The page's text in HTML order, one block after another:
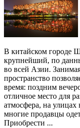
В китайском городе
крупнейший, по
во всей Азии.
пространство
время: поздним
отличное место для
атмосфера, на
многие продавцы
Приобрести ...